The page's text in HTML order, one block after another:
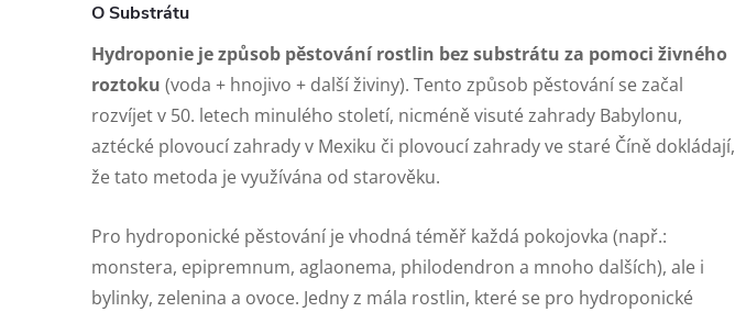
O Substrátu
Hydroponie je způsob pěstování rostlin bez substrátu za pomoci živného
roztoku (voda + hnojivo + další živiny). Tento způsob pěstování se začal
rozvíjet v 50. letech minulého století, nicméně visuté zahrady Babylonu,
aztécké plovoucí zahrady v Mexiku či plovoucí zahrady ve staré Číně dokládají,
že tato metoda je využívána od starověku.
Pro hydroponické pěstování je vhodná téměř každá pokojovka (např.:
monstera, epipremnum, aglaonema, philodendron a mnoho dalších), ale i
bylinky, zelenina a ovoce. Jedny z mála rostlin, které se pro hydroponické